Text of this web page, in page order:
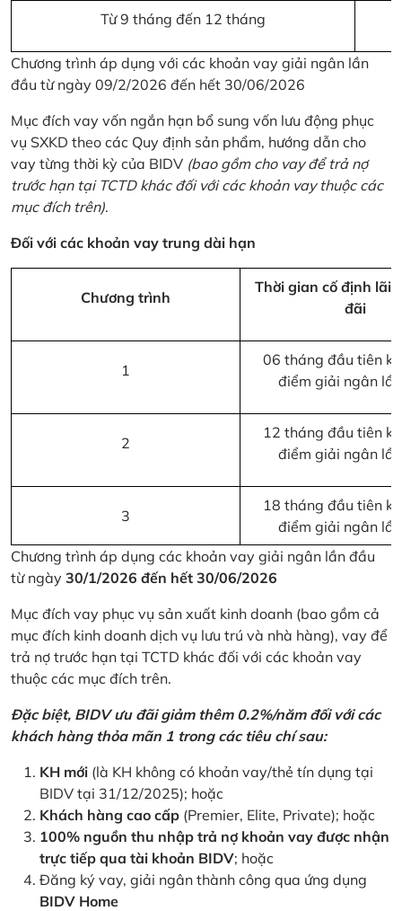
Từ 9 tháng đến 12 tháng
Chương trình áp dụng với các khoản vay giải ngân lần
đầu từ ngày 09/2/2026 đến hết 30/06/2026
Mục đích vay vốn ngắn hạn bổ sung vốn lưu động phục
vụ SXKD theo các Quy định sản phẩm, hướng dẫn cho
vay từng thời kỳ của BIDV (bao gồm cho vay để trả nợ
trước hạn tại TCTD khác đối với các khoản vay thuộc các
mục đích trên).
Đối với các khoản vay trung dài hạn
Chương trình
Thời gian cố định lãi
đãi
1
06 tháng đầu tiên
điểm giải ngân
2
12 tháng đầu tiên
điểm giải ngân
3
18 tháng đầu tiên
điểm giải ngân
Chương trình áp dụng các khoản vay giải ngân lần đầu
từ ngày 30/1/2026 đến hết 30/06/2026
Mục đích vay phục vụ sản xuất kinh doanh (bao gồm cả
mục đích kinh doanh dịch vụ lưu trú và nhà hàng), vay để
trả nợ trước hạn tại TCTD khác đối với các khoản vay
thuộc các mục đích trên.
Đặc biệt, BIDV ưu đãi giảm thêm 0.2%/năm đối với các
khách hàng thỏa mãn 1 trong các tiêu chí sau:
KH mới (là KH không có khoản vay/thẻ tín dụng tại
BIDV tại 31/12/2025); hoặc
Khách hàng cao cấp (Premier, Elite, Private); hoặc
100% nguồn thu nhập trả nợ khoản vay được nhận
trực tiếp qua tài khoản BIDV; hoặc
Đăng ký vay, giải ngân thành công qua ứng dụng
BIDV Home